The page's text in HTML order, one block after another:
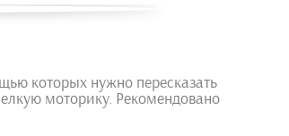
которых нужно пересказать
моторику. Рекомендовано